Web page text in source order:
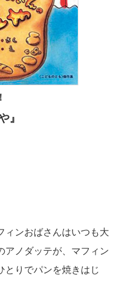
』
ィンおばさんはいつも大
アノダッテが、マフィン
とりでパンを焼きはじ